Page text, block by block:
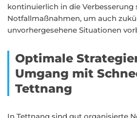
kontinuierlich in die Verbesserung
Notfallmaßnahmen, um auch
unvorhergesehene Situationen
Optimale
Umgang mit
Tettnang